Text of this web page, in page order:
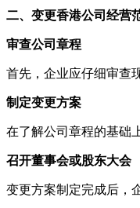
二、变更香港公司经营
审查公司章程
首先，企业应仔细审查
制定变更方案
在了解公司章程的基础
召开董事会或股东大会
变更方案制定完成后，